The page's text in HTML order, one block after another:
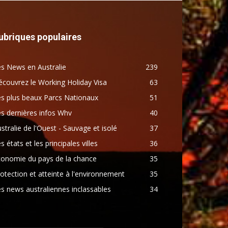
populaires
News en Australie
239
le Working Holiday Visa
63
plus beaux Parcs Nationaux
51
dernières infos Whv
40
de l'Ouest - Sauvage et isolé
37
états et les principales villes
36
du pays de la chance
35
et atteinte à l'environnement
35
news australiennes inclassables
34